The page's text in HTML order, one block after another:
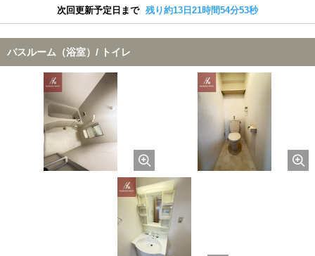
次回更新予定日まで 残り約13日21時間54分52秒
バスルーム（浴室）/ トイレ